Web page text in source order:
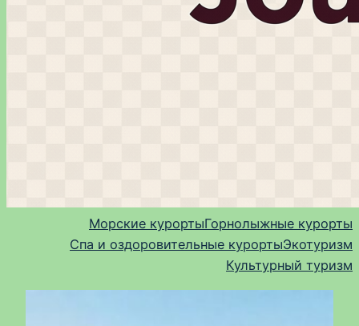
Морские курортыГорнолыжные курорты
Спа и оздоровительные курортыЭкотуризм
Культурный туризм